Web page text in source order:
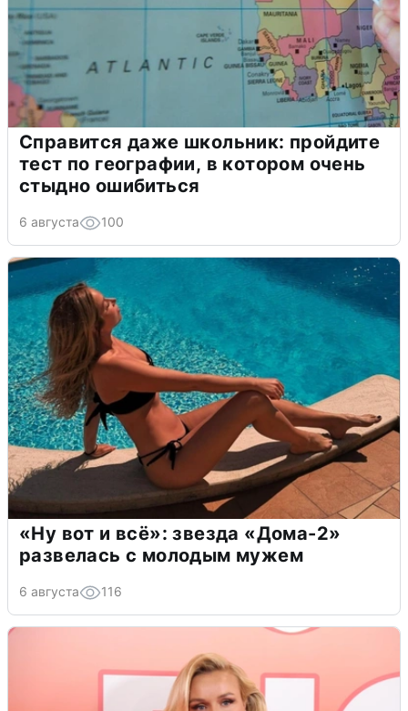
Справится даже школьник: пройдите
тест по географии, в котором очень
стыдно ошибиться
6 августа 100
«Ну вот и всё»: звезда «Дома-2»
развелась с молодым мужем
6 августа 116